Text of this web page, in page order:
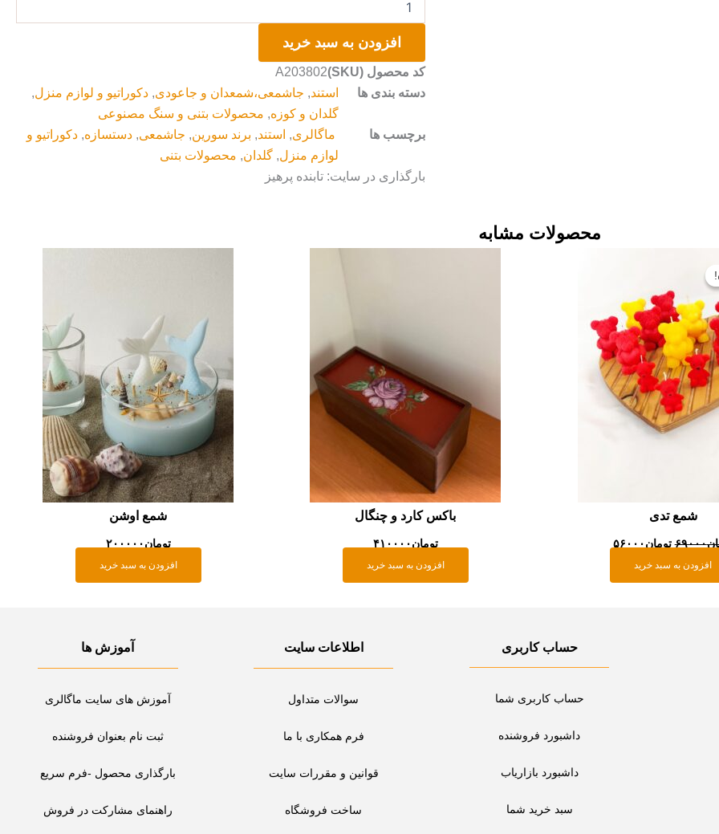
مراکشی
افزودن به سبد خرید
کد محصول (SKU)
A203802
دسته بندی ها
استند, جاشمعی،شمعدان و جاعودی,دکوراتیو و لوازم منزل,
گلدان و کوزه, محصولات بتنی و سنگ مصنوعی
برچسب ها
ماگالری, استند, برند سورین, جاشمعی,دستسازه,دکوراتیو و
لوازم منزل,گلدان, محصولات بتنی
بارگذاری در سایت: تابنده پرهیز
محصولات مشابه
شمع تدی
۶۹۰۰۰
بود.
تومان۵۶۰۰۰
افزودن به سبد خرید
باکس کارد و چنگال
تومان۴۱۰۰۰۰
افزودن به سبد خرید
شمع اوشن
تومان۲۰۰۰۰۰
افزودن به سبد خرید
حساب کاربری
حساب کاربری شما
داشبورد فروشنده
داشبورد بازاریاب
سبد خرید شما
اطلاعات سایت
سوالات متداول
فرم همکاری با ما
قوانین و مقررات سایت
ساخت فروشگاه
آموزش ها
آموزش های سایت ماگالری
ثبت نام بعنوان فروشنده
بارگذاری محصول -فرم سریع
راهنمای مشارکت در فروش